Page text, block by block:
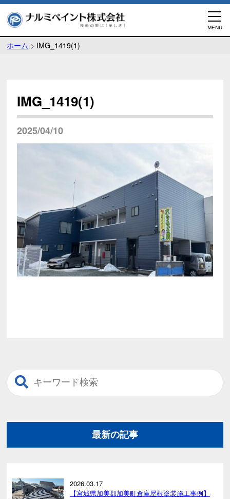
ホーム > IMG_1419(1)
IMG_1419(1)
2025/04/10
最新の記事
2026.03.17
【宮城県加美郡加美町倉庫屋根塗装施工事例】